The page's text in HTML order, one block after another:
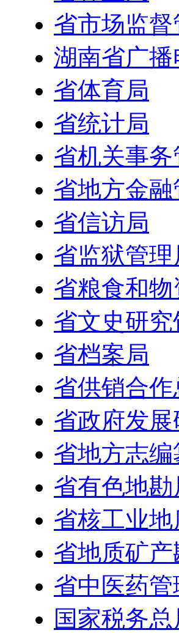
省市场监督
湖南省广播
省体育局
省统计局
省机关事务
省地方金融
省信访局
省监狱管理
省粮食和
省文史研究
省档案局
省供销合作
省政府发
省地方志
省有色地勘
省核工业地
省地质矿
省中医药管
国家税务